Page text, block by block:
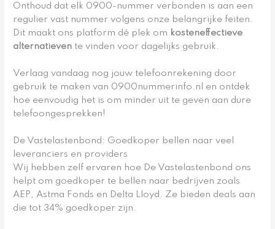
Onthoud dat elk 0900-nummer verbonden is aan een
regulier vast nummer volgens onze belangrijke feiten.
Dit maakt ons platform dé plek om kosteneffectieve
alternatieven te vinden voor dagelijks gebruik.
Verlaag vandaag nog jouw telefoonrekening door
gebruik te maken van 0900nummerinfo.nl en ontdek
hoe eenvoudig het is om minder uit te geven aan dure
telefoongesprekken!
De Vastelastenbond: Goedkoper bellen naar veel
leveranciers en providers
Wij hebben zelf ervaren hoe De Vastelastenbond ons
helpt om goedkoper te bellen naar bedrijven zoals
AEP, Astma Fonds en Delta Lloyd. Ze bieden deals aan
die tot 34% goedkoper zijn.